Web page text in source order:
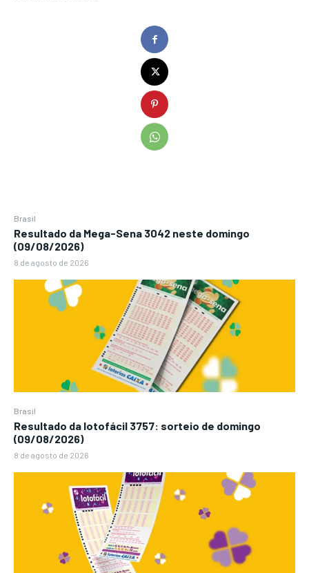
Brasil
Resultado da Mega-Sena 3042 neste domingo
(09/08/2026)
8 de agosto de 2026
Brasil
Resultado da lotofácil 3757: sorteio de domingo
(09/08/2026)
8 de agosto de 2026